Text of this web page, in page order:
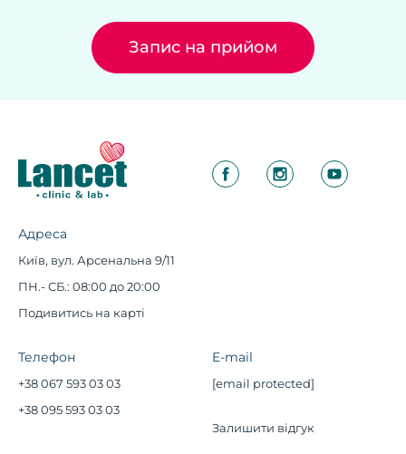
Запис на прийом
Адреса
Київ, вул. Арсенальна 9/11
ПН.- СБ.: 08:00 до 20:00
Подивитись на карті
Телефон
+38 067 593 03 03
+38 095 593 03 03
E-mail
[email protected]
Залишити відгук